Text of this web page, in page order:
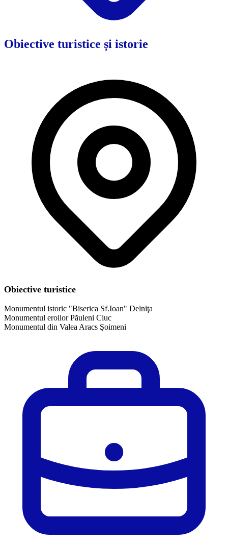
Obiective turistice și istorie
Obiective turistice
Monumentul istoric "Biserica Sf.Ioan" Delniţa
Monumentul eroilor Păuleni Ciuc
Monumentul din Valea Aracs Şoimeni